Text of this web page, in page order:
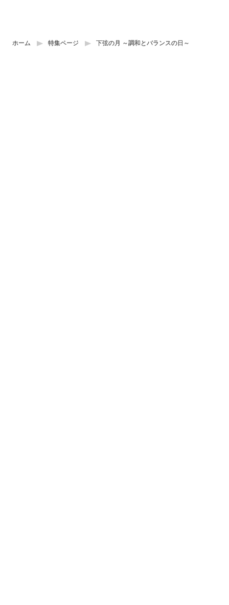
ホーム 特集ページ 下弦の月 ～調和とバランスの日～
ホーム 特集ページ 下弦の月 ～調和とバランスの日～